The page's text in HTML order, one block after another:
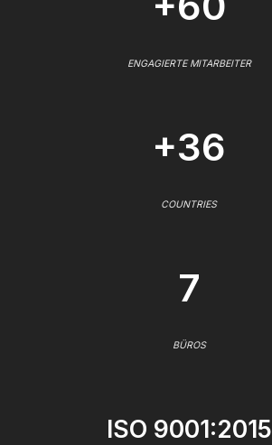
ENGAGIERTE MITARBEITER
+36
COUNTRIES
7
BÜROS
ISO 9001:2015